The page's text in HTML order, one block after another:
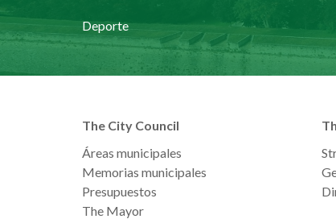
Deporte
The City Council
Áreas municipales
Memorias municipales
Presupuestos
The Mayor